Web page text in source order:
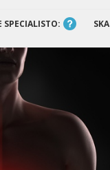
SPECIALISTO: